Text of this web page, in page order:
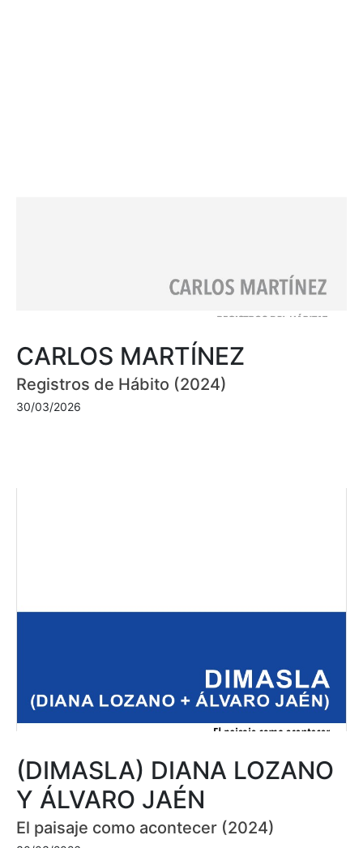
CARLOS MARTÍNEZ
Registros de Hábito (2024)
30/03/2026
(DIMASLA) DIANA LOZANO
Y ÁLVARO JAÉN
El paisaje como acontecer (2024)